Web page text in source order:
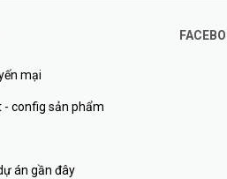
mại
- config sản phẩm
án gần đây